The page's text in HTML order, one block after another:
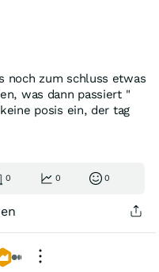
noch zum schluss etwas
was dann passiert "
posis ein, der tag
0 0 0